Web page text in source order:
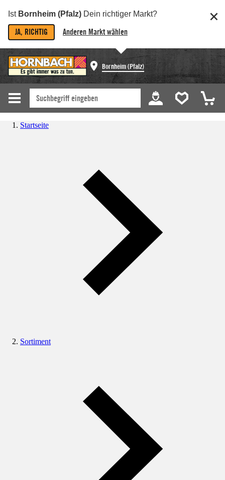
Ist Bornheim (Pfalz) Dein richtiger Markt?
JA, RICHTIG Anderen Markt wählen
Bornheim (Pfalz)
Startseite
Sortiment